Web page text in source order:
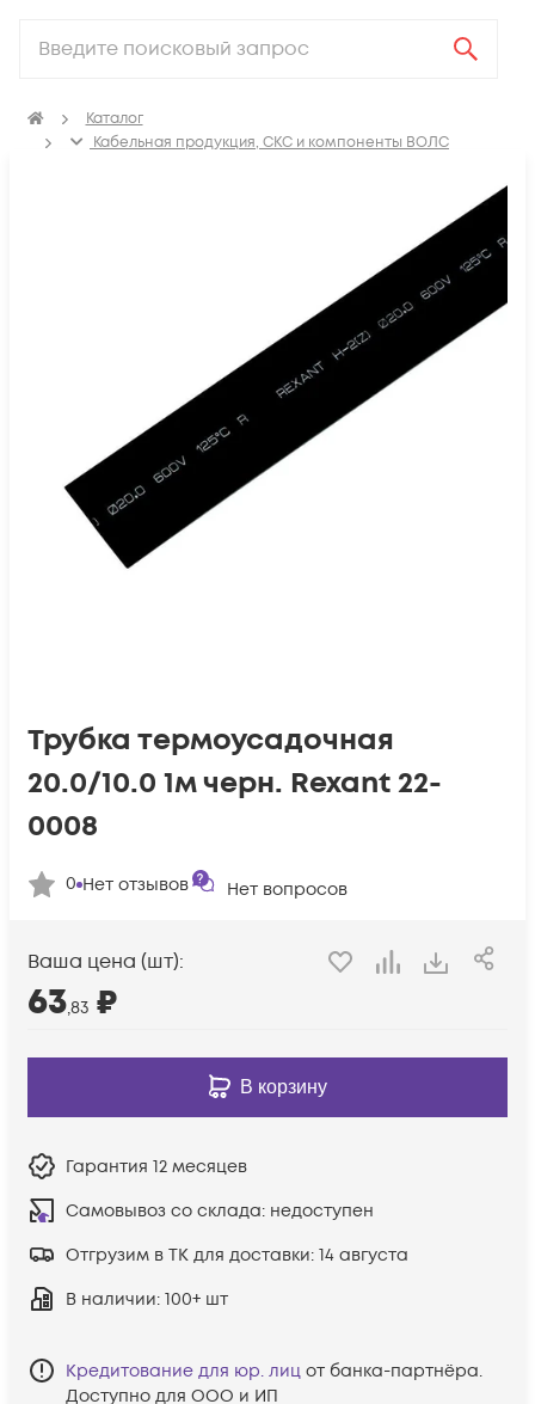
Каталог
Кабельная продукция, СКС и компоненты ВОЛС
Трубка термоусадочная
20.0/10.0 1м черн. Rexant 22-
0008
0 Нет отзывов Нет вопросов
Ваша цена (шт):
63,83 ₽
В корзину
Гарантия 12 месяцев
Самовывоз со склада: недоступен
Отгрузим в ТК для доставки: 14 августа
В наличии: 100+ шт
Кредитование для юр. лиц от банка-партнёра.
Доступно для ООО и ИП